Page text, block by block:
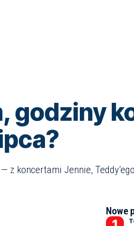
godziny
koncertami Jennie,
Nowe